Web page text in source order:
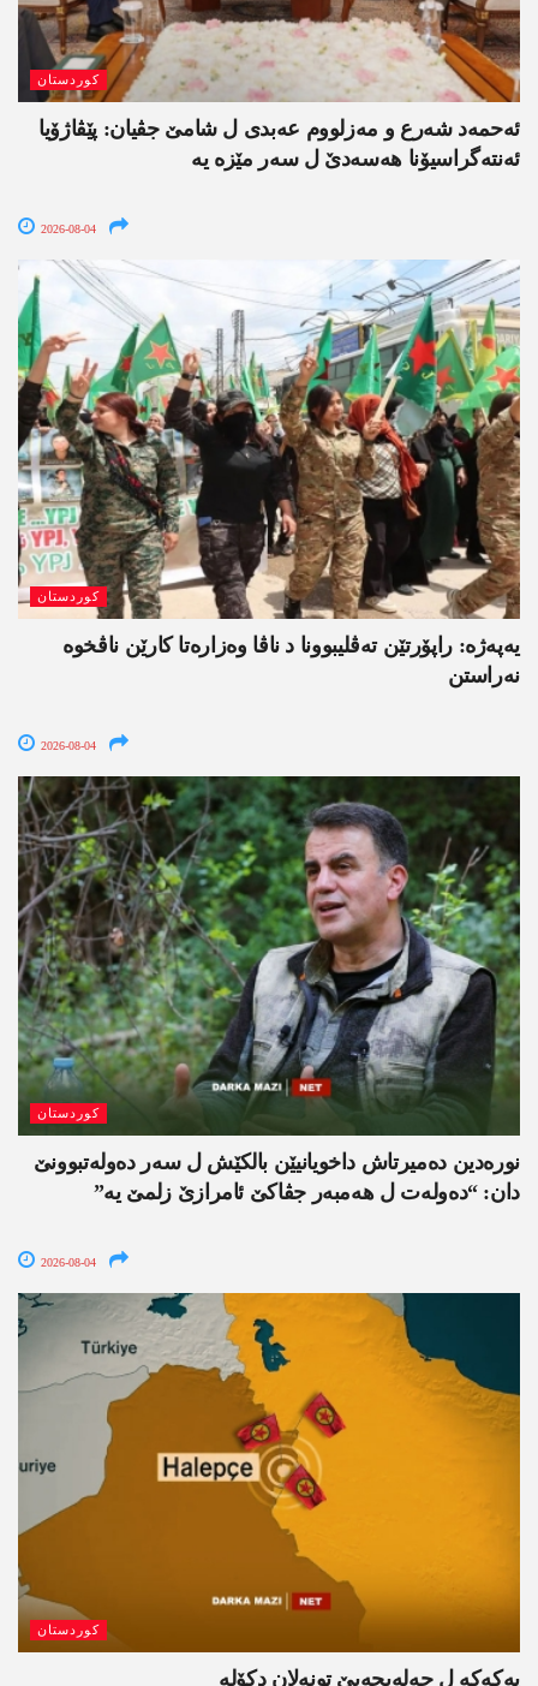
کوردستان
ئەحمەد شەرع و مەزلووم عەبدی ل شامێ جڤیان: پێڤاژۆیا
ئەنتەگراسیۆنا ھەسەدێ ل سەر مێزە یە
2026-08-04
کوردستان
یەپەژە: راپۆرتێن تەڤلیبوونا د ناڤا وەزارەتا کارێن ناڤخوە
نەراستن
2026-08-04
کوردستان
نورەدین دەمیرتاش داخویانیێن بالکێش ل سەر دەولەتبوونێ
دان: “دەولەت ل ھەمبەر جڤاکێ ئامرازێ زلمێ یە”
2026-08-04
کوردستان
پەکەکە ل حەلەبجەیێ تونەلان دکۆلە